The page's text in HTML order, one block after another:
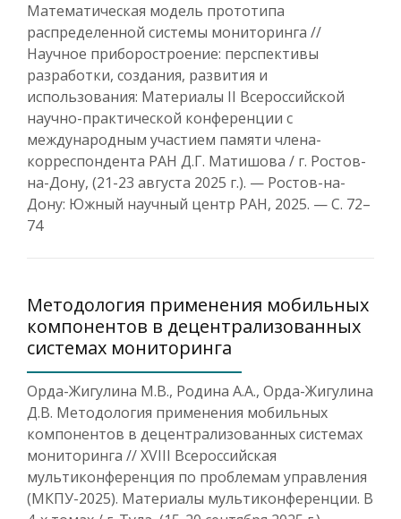
Математическая модель прототипа
распределенной системы мониторинга //
Научное приборостроение: перспективы
разработки, создания, развития и
использования: Материалы II Всероссийской
научно-практической конференции с
международным участием памяти члена-
корреспондента РАН Д.Г. Матишова / г. Ростов-
на-Дону, (21-23 августа 2025 г.). — Ростов-на-
Дону: Южный научный центр РАН, 2025. — С. 72–
74
Методология применения мобильных
компонентов в децентрализованных
системах мониторинга
Орда-Жигулина М.В., Родина А.А., Орда-Жигулина
Д.В. Методология применения мобильных
компонентов в децентрализованных системах
мониторинга // XVIII Всероссийская
мультиконференция по проблемам управления
(МКПУ-2025). Материалы мультиконференции. В